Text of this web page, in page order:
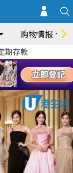
购物情报
期存款